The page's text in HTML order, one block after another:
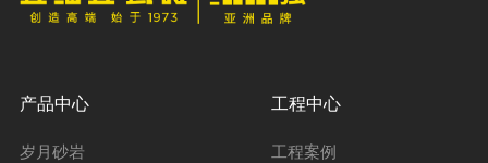
产品中心
岁月砂岩
工程中心
工程案例